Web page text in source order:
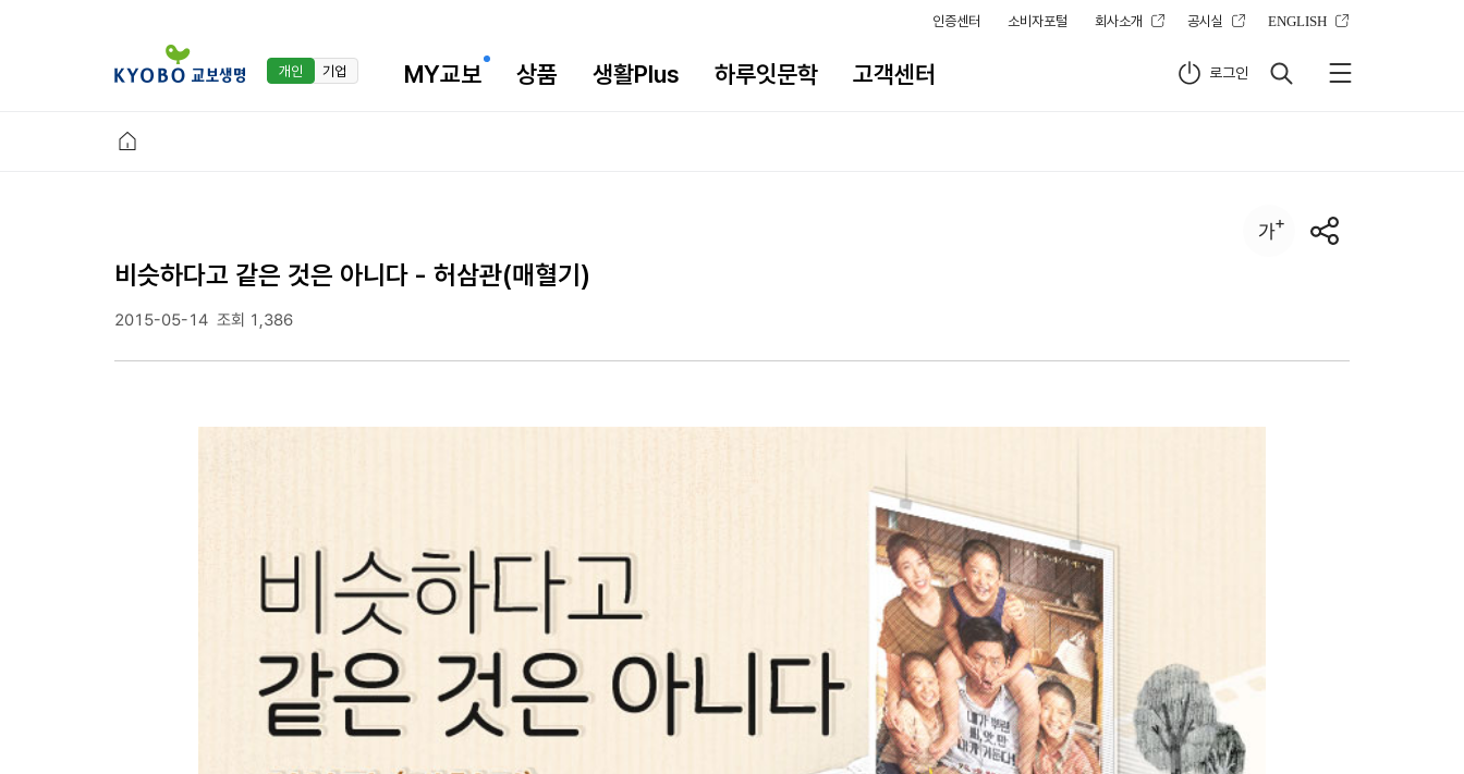
인증센터 소비자포털 회사소개 공시실 ENGLISH
개인 기업 MY교보 상품 생활Plus 하루잇문학 고객센터 로그인
비슷하다고 같은 것은 아니다 - 허삼관(매혈기)
2015-05-14 조회 1,386